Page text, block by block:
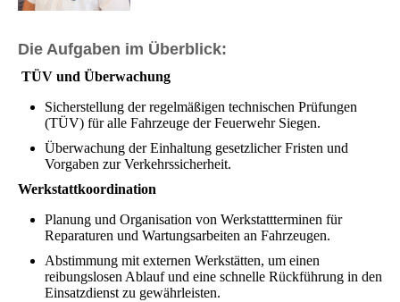
Die Aufgaben im Überblick:
TÜV und Überwachung
Sicherstellung der regelmäßigen technischen Prüfungen
(TÜV) für alle Fahrzeuge der Feuerwehr Siegen.
Überwachung der Einhaltung gesetzlicher Fristen und
Vorgaben zur Verkehrssicherheit.
Werkstattkoordination
Planung und Organisation von Werkstattterminen für
Reparaturen und Wartungsarbeiten an Fahrzeugen.
Abstimmung mit externen Werkstätten, um einen
reibungslosen Ablauf und eine schnelle Rückführung in den
Einsatzdienst zu gewährleisten.